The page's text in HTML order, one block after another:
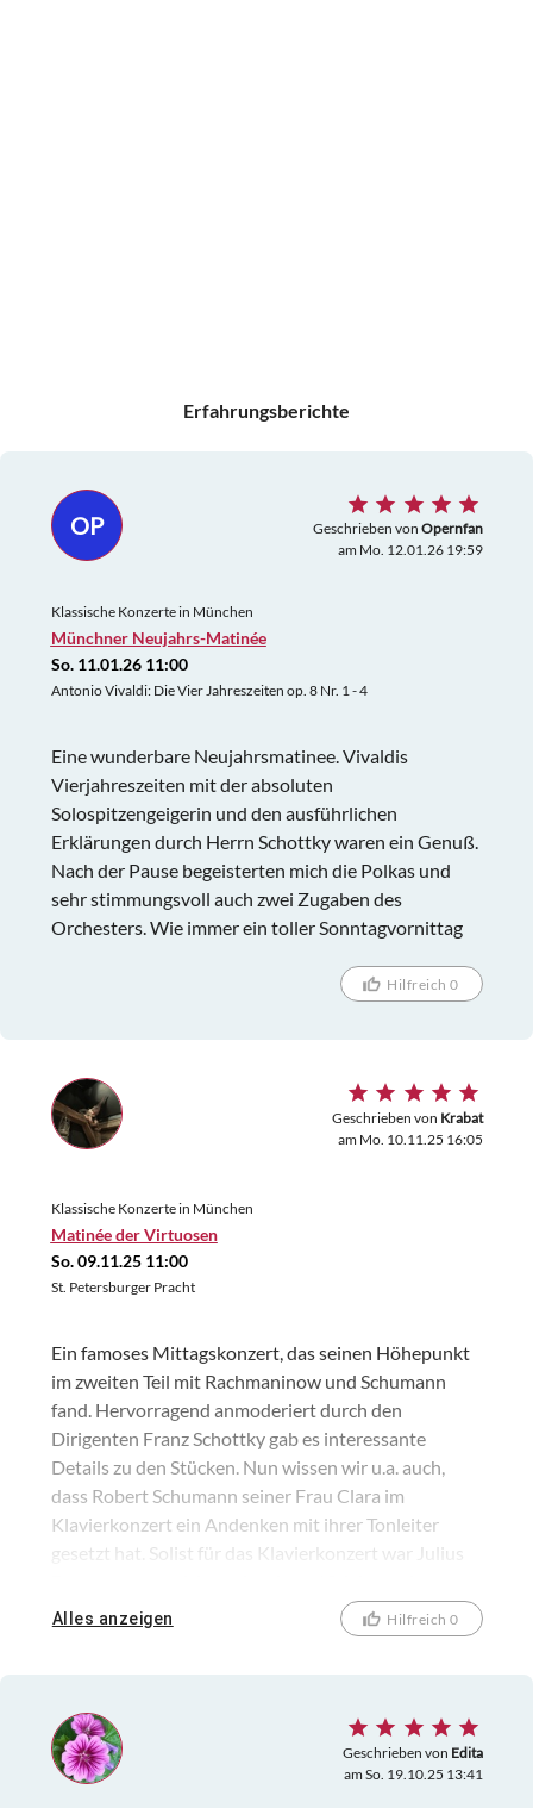
Erfahrungsberichte
OP Geschrieben von Opernfan
am Mo. 12.01.26 19:59
Klassische Konzerte in München
Münchner Neujahrs-Matinée
So. 11.01.26 11:00
Antonio Vivaldi: Die Vier Jahreszeiten op. 8 Nr. 1 - 4
Eine wunderbare Neujahrsmatinee. Vivaldis
Vierjahreszeiten mit der absoluten
Solospitzengeigerin und den ausführlichen
Erklärungen durch Herrn Schottky waren ein Genuß.
Nach der Pause begeisterten mich die Polkas und
sehr stimmungsvoll auch zwei Zugaben des
Orchesters. Wie immer ein toller Sonntagvornittag
Hilfreich 0
Geschrieben von Krabat
am Mo. 10.11.25 16:05
Klassische Konzerte in München
Matinée der Virtuosen
So. 09.11.25 11:00
St. Petersburger Pracht
Ein famoses Mittagskonzert, das seinen Höhepunkt
im zweiten Teil mit Rachmaninow und Schumann
fand. Hervorragend anmoderiert durch den
Dirigenten Franz Schottky gab es interessante
Details zu den Stücken. Nun wissen wir u.a. auch,
dass Robert Schumann seiner Frau Clara im
Klavierkonzert ein Andenken mit ihrer Tonleiter
gesetzt hat. Solist für das Klavierkonzert war Julius
Glanzlicht bei dem Konzert war.
Alles anzeigen Hilfreich 0
Geschrieben von Edita
am So. 19.10.25 13:41